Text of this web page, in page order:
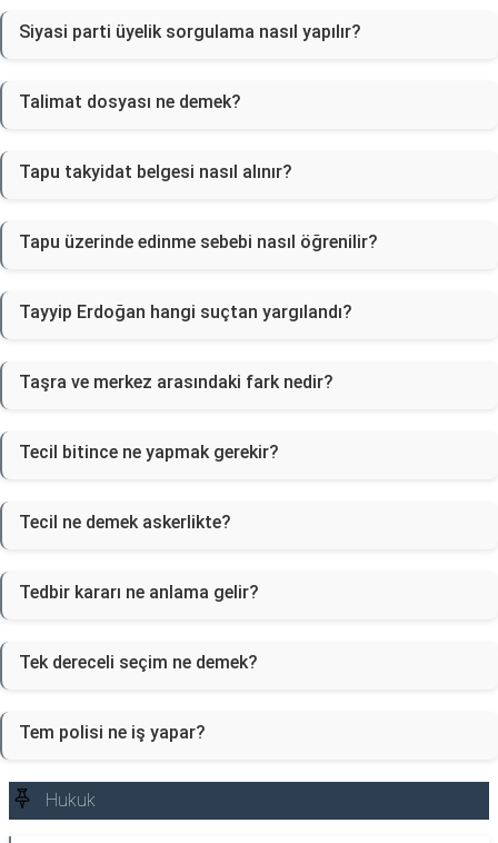
Siyasi parti üyelik sorgulama nasıl yapılır?
Talimat dosyası ne demek?
Tapu takyidat belgesi nasıl alınır?
Tapu üzerinde edinme sebebi nasıl öğrenilir?
Tayyip Erdoğan hangi suçtan yargılandı?
Taşra ve merkez arasındaki fark nedir?
Tecil bitince ne yapmak gerekir?
Tecil ne demek askerlikte?
Tedbir kararı ne anlama gelir?
Tek dereceli seçim ne demek?
Tem polisi ne iş yapar?
Hukuk